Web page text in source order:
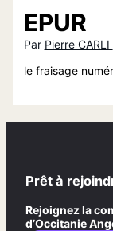
EPUR
Par Pierre CARLI
le fraisage
Prêt à
Rejoignez la
d’Occitanie